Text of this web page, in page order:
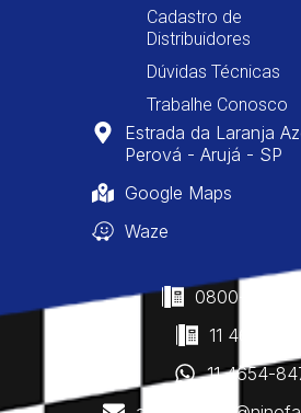
Cadastro de
Distribuidores
Dúvidas Técnicas
Trabalhe Conosco
Estrada da Laranja
Perová - Arujá - SP
Google Maps
Waze
0800-400-
11 4610-
11 4654-